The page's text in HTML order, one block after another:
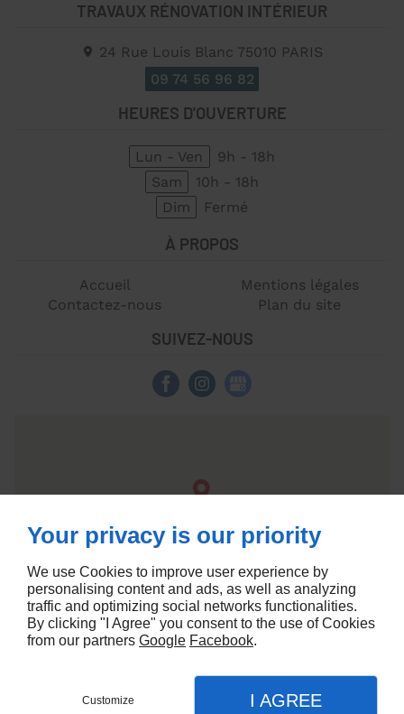
TRAVAUX RÉNOVATION INTÉRIEUR
24 Rue Louis Blanc 75010 PARIS
09 74 56 96 82
HEURES D'OUVERTURE
Lun - Ven
9h - 18h
Sam
10h - 18h
Dim
Fermé
À PROPOS
Accueil
Contactez-nous
Mentions légales
Plan du site
SUIVEZ-NOUS
Your privacy is our priority
We use Cookies to improve user experience by
personalising content and ads, as well as analyzing
traffic and optimizing social networks functionalities.
By clicking "I Agree" you consent to the use of Cookies
from our partners Google Facebook.
Customize I AGREE